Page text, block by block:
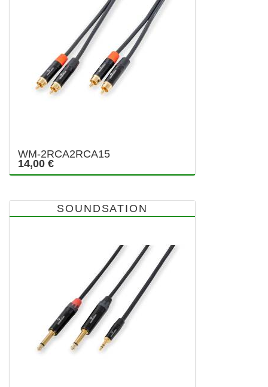
WM-2RCA2RCA15
14,00 €
SOUNDSATION